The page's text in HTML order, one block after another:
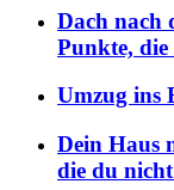
Dach nach
Punkte,
Umzug ins
Dein Haus
die du